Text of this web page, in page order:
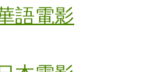
語電影